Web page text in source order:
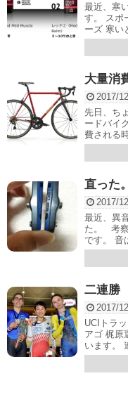
最近、寒
す。 スポ
ーズ 寒い
大量消
2017/
先日、ち
ードバイ
費される
直った。
2017/
最近、異
た。 考察
です。 音
二連勝
2017/
UCIトラ
アゴ 梶原
います。